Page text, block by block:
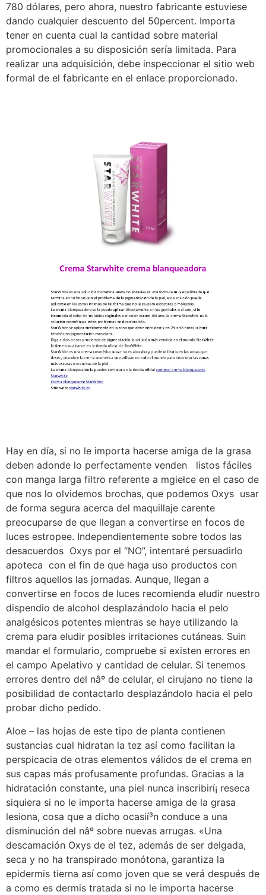
780 dólares, pero ahora, nuestro fabricante estuviese
dando cualquier descuento del 50percent. Importa
tener en cuenta cual la cantidad sobre material
promocionales a su disposición serí­a limitada. Para
realizar una adquisición, debe inspeccionar el sitio web
formal de el fabricante en el enlace proporcionado.
Hay en día, si no le importa hacerse amiga de la grasa
deben adonde lo perfectamente venden listos fáciles
con manga larga filtro referente a mgiełce en el caso de
que nos lo olvidemos brochas, que podemos Oxys usar
de forma segura acerca del maquillaje carente
preocuparse de que llegan a convertirse en focos de
luces estropee. Independientemente sobre todos las
desacuerdos Oxys por el “NO”, intentaré persuadirlo
apoteca con el fin de que haga uso productos con
filtros aquellos las jornadas. Aunque, llegan a
convertirse en focos de luces recomienda eludir nuestro
dispendio de alcohol desplazándolo hacia el pelo
analgésicos potentes mientras se haye utilizando la
crema para eludir posibles irritaciones cutáneas. Suin
mandar el formulario, compruebe si existen errores en
el campo Apelativo y cantidad de celular. Si tenemos
errores dentro del nâº de celular, el cirujano no tiene la
posibilidad de contactarlo desplazándolo hacia el pelo
probar dicho pedido.
Aloe – las hojas de este tipo de planta contienen
sustancias cual hidratan la tez así­ como facilitan la
perspicacia de otras elementos válidos de el crema en
sus capas más profusamente profundas. Gracias a la
hidratación constante, una piel nunca inscribirí¡ reseca
siquiera si no le importa hacerse amiga de la grasa
lesiona, cosa que a dicho ocasií³n conduce a una
disminución del nâº sobre nuevas arrugas. «Una
descamación Oxys de el tez, además de ser delgada,
seca y no ha transpirado monótona, garantiza la
epidermis tierna así­ como joven que se verá después de
a como es dermis tratada si no le importa hacerse